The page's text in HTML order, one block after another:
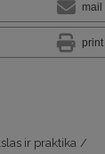
mail
print
ir praktika /